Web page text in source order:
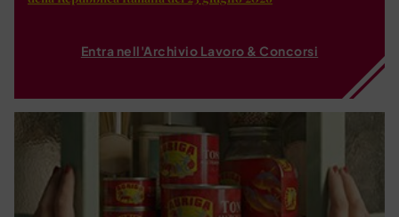
Entra nell'Archivio Lavoro & Concorsi